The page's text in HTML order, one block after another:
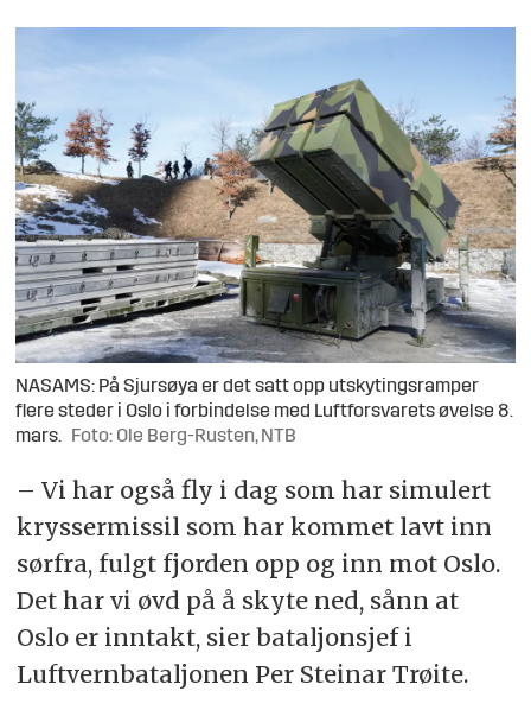
NASAMS: På Sjursøya er det satt opp utskytingsramper
flere steder i Oslo i forbindelse med Luftforsvarets øvelse 8.
mars.
Foto: Ole Berg-Rusten, NTB
– Vi har også fly i dag som har simulert
kryssermissil som har kommet lavt inn
sørfra, fulgt fjorden opp og inn mot Oslo.
Det har vi øvd på å skyte ned, sånn at
Oslo er inntakt, sier bataljonsjef i
Luftvernbataljonen Per Steinar Trøite.